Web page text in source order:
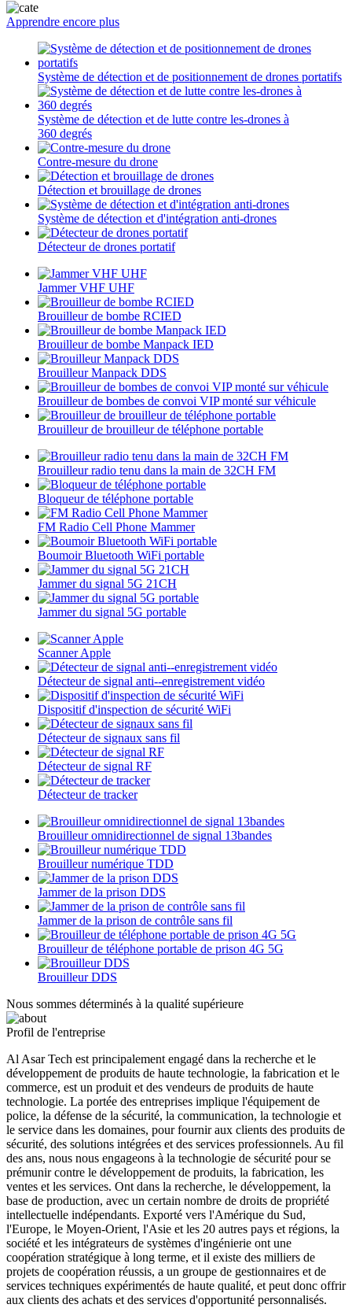
Apprendre encore plus
Système de détection et de positionnement de drones portatifs
Système de détection et de lutte contre les-drones à
360 degrés
Contre-mesure du drone
Détection et brouillage de drones
Système de détection et d'intégration anti-drones
Détecteur de drones portatif
Jammer VHF UHF
Brouilleur de bombe RCIED
Brouilleur de bombe Manpack IED
Brouilleur Manpack DDS
Brouilleur de bombes de convoi VIP monté sur véhicule
Brouilleur de brouilleur de téléphone portable
Brouilleur radio tenu dans la main de 32CH FM
Bloqueur de téléphone portable
FM Radio Cell Phone Mammer
Boumoir Bluetooth WiFi portable
Jammer du signal 5G 21CH
Jammer du signal 5G portable
Scanner Apple
Détecteur de signal anti--enregistrement vidéo
Dispositif d'inspection de sécurité WiFi
Détecteur de signaux sans fil
Détecteur de signal RF
Détecteur de tracker
Brouilleur omnidirectionnel de signal 13bandes
Brouilleur numérique TDD
Jammer de la prison DDS
Jammer de la prison de contrôle sans fil
Brouilleur de téléphone portable de prison 4G 5G
Brouilleur DDS
Nous sommes déterminés à la qualité supérieure
Profil de l'entreprise
Al Asar Tech est principalement engagé dans la recherche et le
développement de produits de haute technologie, la fabrication et le
commerce, est un produit et des vendeurs de produits de haute
technologie. La portée des entreprises implique l'équipement de
police, la défense de la sécurité, la communication, la technologie et
le service dans les domaines, pour fournir aux clients des produits de
sécurité, des solutions intégrées et des services professionnels. Au fil
des ans, nous nous engageons à la technologie de sécurité pour se
prémunir contre le développement de produits, la fabrication, les
ventes et les services. Ont dans la recherche, le développement, la
base de production, avec un certain nombre de droits de propriété
intellectuelle indépendants. Exporté vers l'Amérique du Sud,
l'Europe, le Moyen-Orient, l'Asie et les 20 autres pays et régions, la
société et les intégrateurs de systèmes d'ingénierie ont une
coopération stratégique à long terme, et il existe des milliers de
projets de coopération réussis, a un groupe de gestionnaires et de
services techniques expérimentés de haute qualité, et peut donc offrir
aux clients des achats et des services d'opportunité personnalisés.